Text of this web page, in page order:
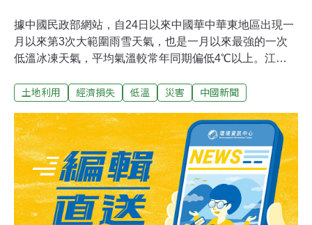
據中國民政部網站，自24日以來中國華中華東地區出現一
月以來第3次大範圍雨雪天氣，也是一月以來最強的一次
低溫冰凍天氣，平均氣溫較常年同期偏低4℃以上。江
經濟損失25.5億元人民幣（約合新台幣145億元）。據中
20至32公分。安徽、湖北、湖南等省部分地區種植養殖業
大棚大面積損毀，農作物受災較重。湖南、湖北、江蘇等
省高速公路臨時管制、多趟列車、飛機延誤或取消。截至
29日午前統計，江蘇、浙江、安徽、江西、河南、湖北、
湖南、重慶、貴州、陝西10省市49市自治州176個縣市區
341.9萬人受災，2人死亡，2.9萬人緊急轉移安置；200餘
土地利用 經濟損失 低溫 災害 中國新聞